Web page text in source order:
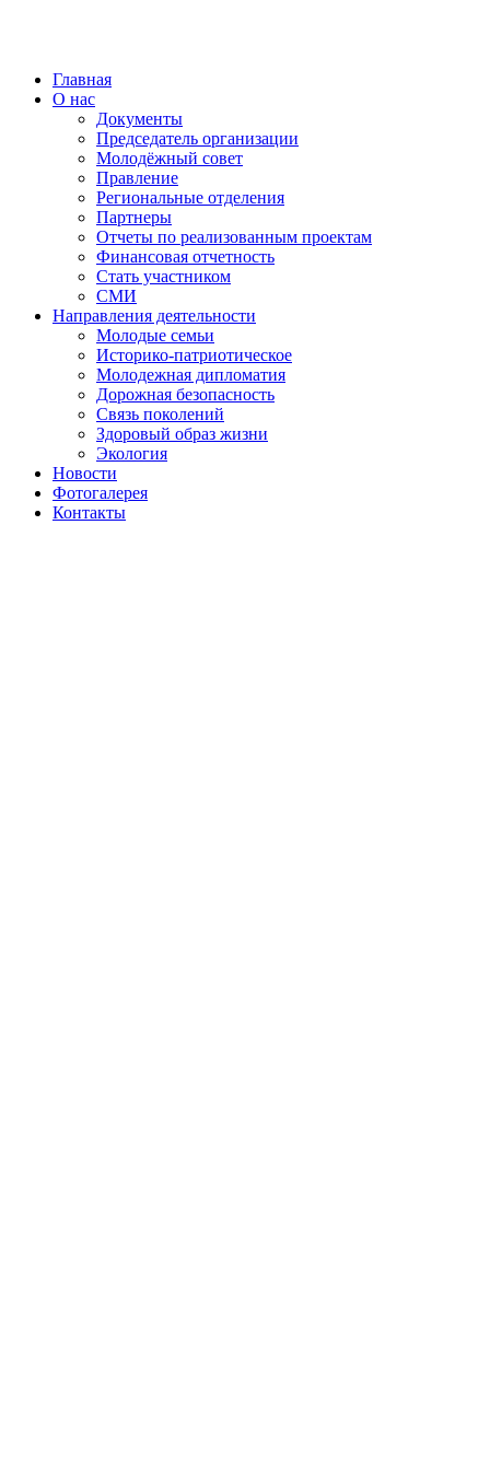
Главная
О нас
Документы
Председатель организации
Молодёжный совет
Правление
Региональные отделения
Партнеры
Отчеты по реализованным проектам
Финансовая отчетность
Стать участником
СМИ
Направления деятельности
Молодые семьи
Историко-патриотическое
Молодежная дипломатия
Дорожная безопасность
Связь поколений
Здоровый образ жизни
Экология
Новости
Фотогалерея
Контакты